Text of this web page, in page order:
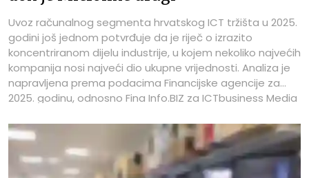
Uvoz računalnog segmenta hrvatskog ICT tržišta u 2025.
godini još jednom potvrđuje da je riječ o izrazito
koncentriranom dijelu industrije, u kojem nekoliko najvećih
kompanija nosi najveći dio ukupne vrijednosti. Analiza je
napravljena prema podacima Financijske agencije za
2025. godinu, odnosno Fina Info.BIZ za ICTbusiness Media
vrijednosti uvoza, a posebno se u tekstu predstavljaju
najboljih TOP 10 tvrtki iz tablice prema ostvarenom uvozu
u 2025. godini.